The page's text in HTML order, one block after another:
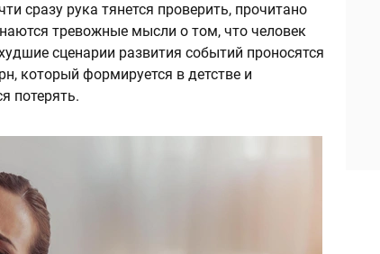
сразу рука тянется проверить, прочитано
тревожные мысли о том, что человек
сценарии развития событий проносятся
который формируется в детстве и
потерять.